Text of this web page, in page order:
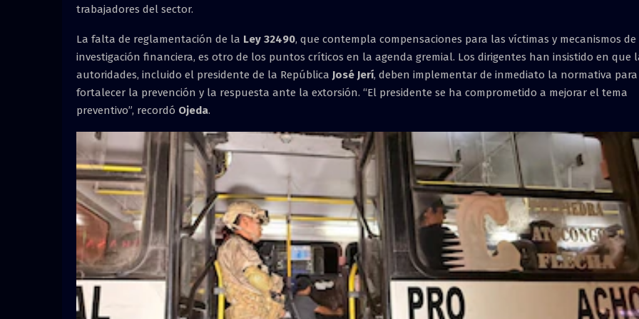
trabajadores del sector.
La falta de reglamentación de la Ley 32490, que contempla compensaciones para las víctimas y mecanismos de
investigación financiera, es otro de los puntos críticos en la agenda gremial. Los dirigentes han insistido en que
autoridades, incluido el presidente de la República José Jerí, deben implementar de inmediato la normativa para
fortalecer la prevención y la respuesta ante la extorsión. “El presidente se ha comprometido a mejorar el tema
preventivo”, recordó Ojeda.